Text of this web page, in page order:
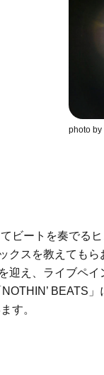
photo by
ビートを奏でる
クスを教えてもら
迎え、ライブペ
BEATS
す。